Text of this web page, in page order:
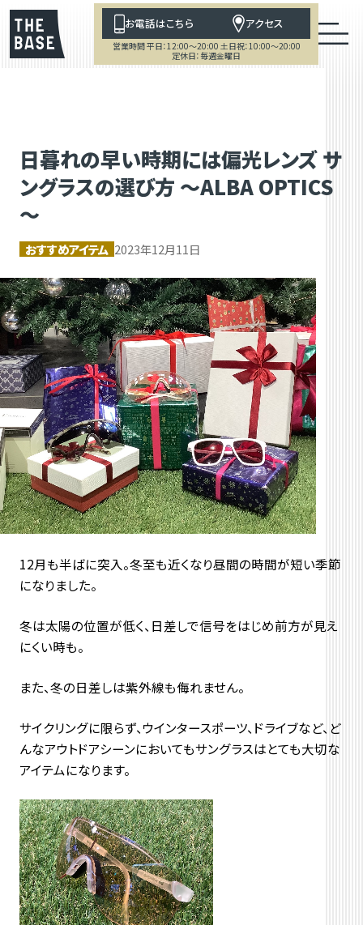
お電話はこちら アクセス
営業時間 平日：12:00～20:00 土日祝：10:00～20:00
定休日：毎週金曜日
日暮れの早い時期には偏光レンズ サ
ングラスの選び方 ～ALBA OPTICS
～
おすすめアイテム 2023年12月11日
12月も半ばに突入。冬至も近くなり昼間の時間が短い季節
になりました。
冬は太陽の位置が低く、日差しで信号をはじめ前方が見え
にくい時も。
また、冬の日差しは紫外線も侮れません。
サイクリングに限らず、ウインタースポーツ、ドライブなど、ど
んなアウトドアシーンにおいてもサングラスはとても大切な
アイテムになります。